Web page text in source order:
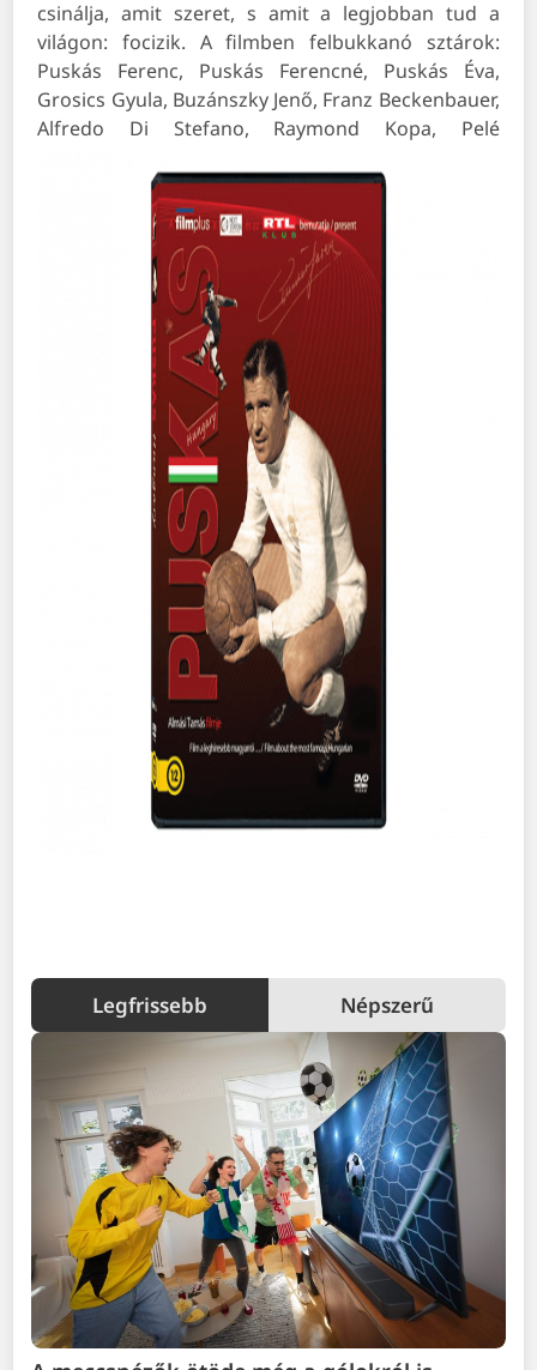
csinálja, amit szeret, s amit a legjobban tud a
világon: focizik. A filmben felbukkanó sztárok:
Puskás Ferenc, Puskás Ferencné, Puskás Éva,
Grosics Gyula, Buzánszky Jenő, Franz Beckenbauer,
Alfredo Di Stefano, Raymond Kopa, Pelé
Legfrissebb Népszerű